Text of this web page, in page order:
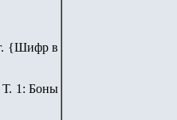
{Шифр в
Т. 1: Боны